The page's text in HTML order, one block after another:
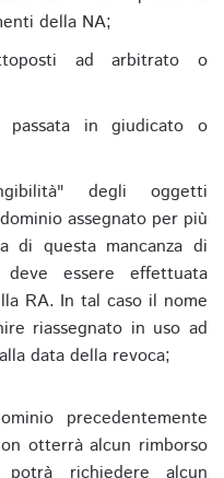
della NA;
ad arbitrato o
in giudicato o
degli oggetti
assegnato per più
di questa mancanza di
deve essere effettuata
RA. In tal caso il nome
riassegnato in uso ad
data della revoca;
precedentemente
otterrà alcun rimborso